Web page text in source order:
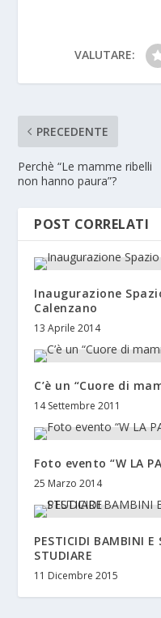
VALUTARE:
PRECEDENTE
Perchè “Le mamme ribelli
non hanno paura”?
POST CORRELATI
Inaugurazione
Calenzano
13 Aprile 2014
C’è un “Cuore di
14 Settembre 2011
Foto evento “W LA
25 Marzo 2014
PESTICIDI BAMBINI E
STUDIARE
11 Dicembre 2015